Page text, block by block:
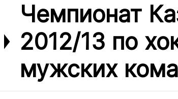
Чемпионат
2012/13 по
мужских